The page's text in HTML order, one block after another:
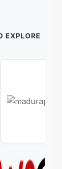
EXPLORE